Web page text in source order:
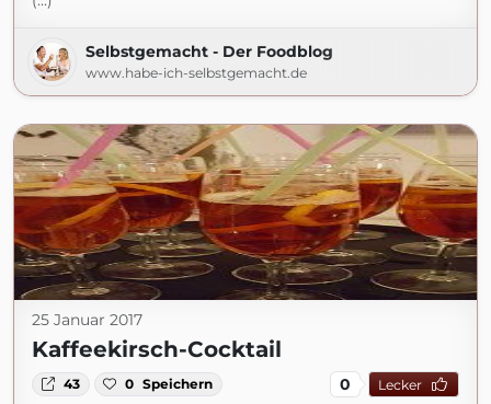
Selbstgemacht - Der Foodblog
www.habe-ich-selbstgemacht.de
25 Januar 2017
Kaffeekirsch-Cocktail
43 0 Speichern 0 Lecker